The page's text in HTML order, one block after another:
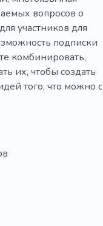
вопросов о
участников для
подписки
комбинировать,
их, чтобы создать
того, что можно с